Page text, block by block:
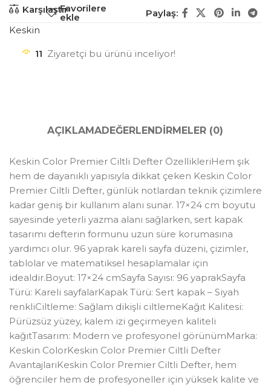
KarşılaştırFavorilere
ekle
Paylaş:
Keskin
11 Ziyaretçi bu ürünü inceliyor!
AÇIKLAMADEĞERLENDIRMELER (0)
Keskin Color Premier Ciltli Defter ÖzellikleriHem şık
hem de dayanıklı yapısıyla dikkat çeken Keskin Color
Premier Ciltli Defter, günlük notlardan teknik çizimlere
kadar geniş bir kullanım alanı sunar. 17×24 cm boyutu
sayesinde yeterli yazma alanı sağlarken, sert kapak
tasarımı defterin formunu uzun süre korumasına
yardımcı olur. 96 yaprak kareli sayfa düzeni, çizimler,
tablolar ve matematiksel hesaplamalar için
idealdir.Boyut: 17×24 cmSayfa Sayısı: 96 yaprakSayfa
Türü: Kareli sayfalarKapak Türü: Sert kapak – Siyah
renkliCiltleme: Sağlam dikişli ciltlemeKağıt Kalitesi:
Pürüzsüz yüzey, kalem izi geçirmeyen kaliteli
kağıtTasarım: Modern ve profesyonel görünümMarka:
Keskin ColorKeskin Color Premier Ciltli Defter
AvantajlarıKeskin Color Premier Ciltli Defter, hem
öğrenciler hem de profesyoneller için yüksek kalite ve